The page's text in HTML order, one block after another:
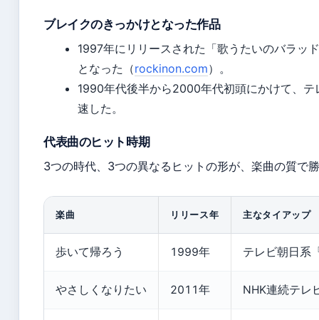
ブレイクのきっかけとなった作品
1997年にリリースされた「歌うたいのバラッ
となった（rockinon.com）。
1990年代後半から2000年代初頭にかけて、
速した。
代表曲のヒット時期
3つの時代、3つの異なるヒットの形が、楽曲の質で
楽曲 リリース年 主なタイアップ
歩いて帰ろう 1999年 テレビ朝日系
やさしくなりたい 2011年 NHK連続テレ